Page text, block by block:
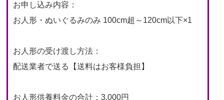
お申し込み内容：
お人形・ぬいぐるみのみ 100cm超～120cm以下×1
お人形の受け渡し方法：
配送業者で送る【送料はお客様負担】
お人形供養料金の合計：3,000円